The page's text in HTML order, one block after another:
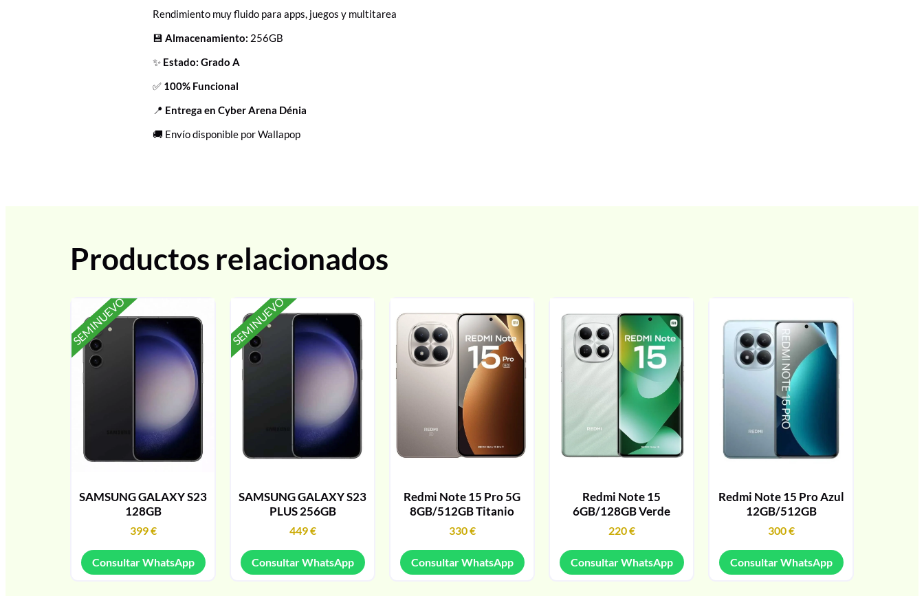
Rendimiento muy fluido para apps, juegos y multitarea
💾 Almacenamiento: 256GB
✨ Estado: Grado A
✅ 100% Funcional
📍 Entrega en Cyber Arena Dénia
🚚 Envío disponible por Wallapop
Productos relacionados
SEMINUEVO
SAMSUNG GALAXY S23
128GB
399€
Consultar WhatsApp
SEMINUEVO
SAMSUNG GALAXY S23
PLUS 256GB
449€
Consultar WhatsApp
Redmi Note 15 Pro 5G
8GB/512GB Titanio
330€
Consultar WhatsApp
Redmi Note 15
6GB/128GB Verde
220€
Consultar WhatsApp
Redmi Note 15 Pro Azul
12GB/512GB
300€
Consultar WhatsApp